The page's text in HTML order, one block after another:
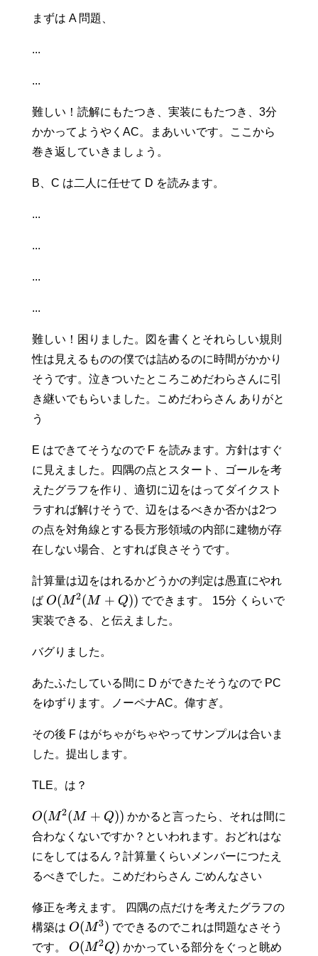
まずは A 問題、
...
...
難しい！読解にもたつき、実装にもたつき、3分
かかってようやくAC。まあいいです。ここから
巻き返していきましょう。
B、C は二人に任せて D を読みます。
...
...
...
...
難しい！困りました。図を書くとそれらしい規則
性は見えるものの僕では詰めるのに時間がかかり
そうです。泣きついたところこめだわらさんに引
き継いでもらいました。こめだわらさん ありがと
う
E はできてそうなので F を読みます。方針はすぐ
に見えました。四隅の点とスタート、ゴールを考
えたグラフを作り、適切に辺をはってダイクスト
ラすれば解けそうで、辺をはるべきか否かは2つ
の点を対角線とする長方形領域の内部に建物が存
在しない場合、とすれば良さそうです。
計算量は辺をはれるかどうかの判定は愚直にやれ
ば O(M2(M + Q)) でできます。 15分 くらいで
実装できる、と伝えました。
バグりました。
あたふたしている間に D ができたそうなので PC
をゆずります。ノーペナAC。偉すぎ。
その後 F はがちゃがちゃやってサンプルは合いま
した。提出します。
TLE。は？
O(M2(M + Q)) かかると言ったら、それは間に
合わなくないですか？といわれます。おどれはな
にをしてはるん？計算量くらいメンバーにつたえ
るべきでした。こめだわらさん ごめんなさい
修正を考えます。 四隅の点だけを考えたグラフの
構築は O(M3) でできるのでこれは問題なさそう
です。 O(M2Q) かかっている部分をぐっと眺め